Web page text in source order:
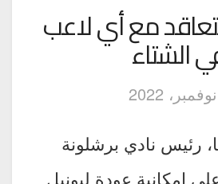
نتعاقد مع أي لاعب
الشتاء
رئيس نادي برشلونة
إمكانية عودة ليونيل